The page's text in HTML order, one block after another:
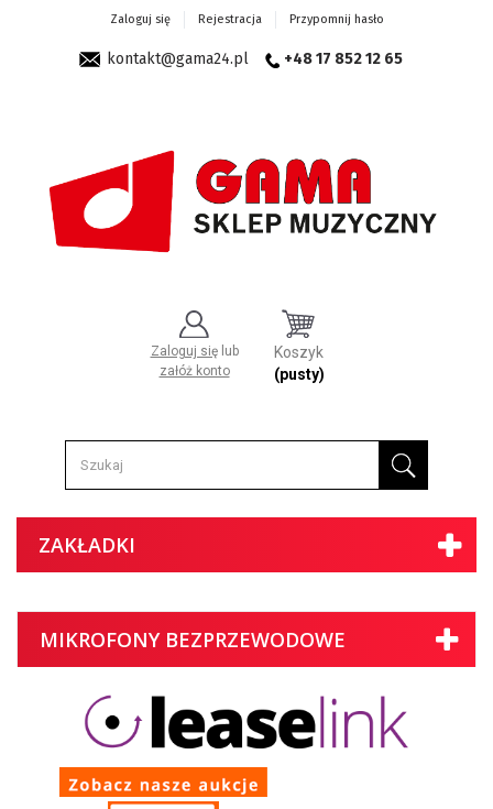
Zaloguj się Rejestracja Przypomnij hasło
kontakt@gama24.pl +48 17 852 12 65
Zaloguj się lub
załóż konto
Koszyk
(pusty)
ZAKŁADKI
MIKROFONY BEZPRZEWODOWE